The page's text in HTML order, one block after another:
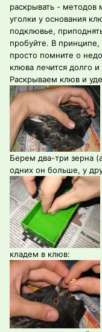
раскрывать - методов
уголки у основания
подклювье,
пробуйте. В
просто помните о
клюва лечится долго
Раскрываем клюв и
Берем два-три зерна
одних он больше, у
кладем в клюв: